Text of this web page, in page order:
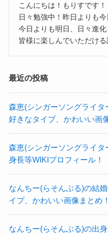
となると、学生時代は地
能性が高いと推測します
参考：https://
不知火鈴香の出身大
ょうか？
調べてみたところ、不知
ていなかった可能性が
不知火鈴香さんは18歳
子供を育てるために様
こんにちは！もりすです！
日々勉強中！昨日よりも今
今日よりも明日、日々進化
皆様に楽しんでいただけ
最近の投稿
森恵(シンガーソングライ
好きなタイプ、かわいい画
森恵(シンガーソングライ
身長等WIKIプロフィール！
なんちー(らそんぶる)の結
イプ、かわいい画像まとめ！
なんちー(らそんぶる)の出